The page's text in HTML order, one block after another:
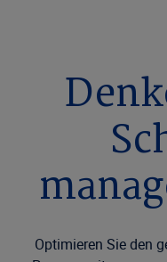
Optimieren Sie den